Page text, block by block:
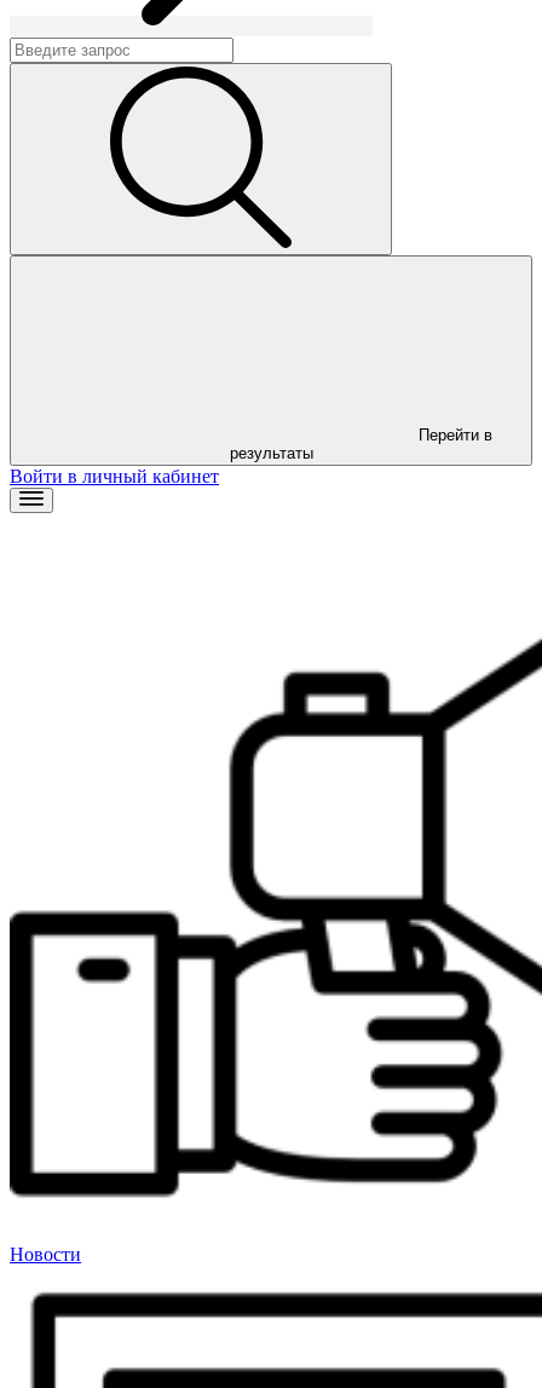
результаты
Войти в личный кабинет
Новости